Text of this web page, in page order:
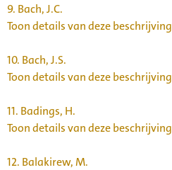
9. Bach, J.C.
Toon details van deze beschrijving
10. Bach, J.S.
Toon details van deze beschrijving
11. Badings, H.
Toon details van deze beschrijving
12. Balakirew, M.